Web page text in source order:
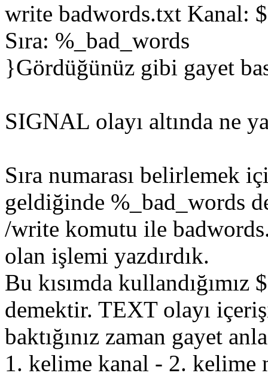
write badwords.txt Kanal:
Sıra: %_bad_words
}Gördüğünüz gibi gayet
SIGNAL olayı altında ne
Sıra numarası belirlemek
geldiğinde %_bad_words
/write komutu ile
olan işlemi yazdırdık.
Bu kısımda
demektir. TEXT olayı
baktığınız zaman gayet
1. kelime kanal - 2.